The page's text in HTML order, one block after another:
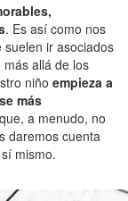
. Es así como nos
ir asociados
allá de los
niño empieza a
más
a menudo, no
daremos cuenta
mismo.